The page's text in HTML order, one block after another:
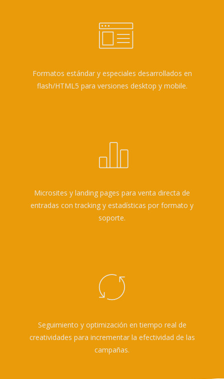
Formatos estándar y especiales desarrollados en
flash/HTML5 para versiones desktop y mobile.
Microsites y landing pages para venta directa de
entradas con tracking y estadísticas por formato y
soporte.
Seguimiento y optimización en tiempo real de
creatividades para incrementar la efectividad de las
campañas.